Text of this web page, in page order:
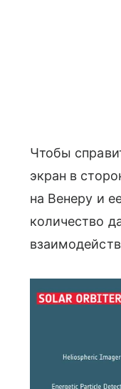
Чтобы
экран в
на Венеру и
количество